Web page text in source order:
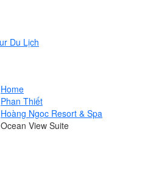
Home
Phan Thiết
Hoàng Ngọc Resort & Spa
Ocean View Suite